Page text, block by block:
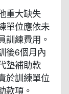
重大缺失
單位應依未
訓練費用。
後6個月內
墊補助款
於訓練單位
款項。